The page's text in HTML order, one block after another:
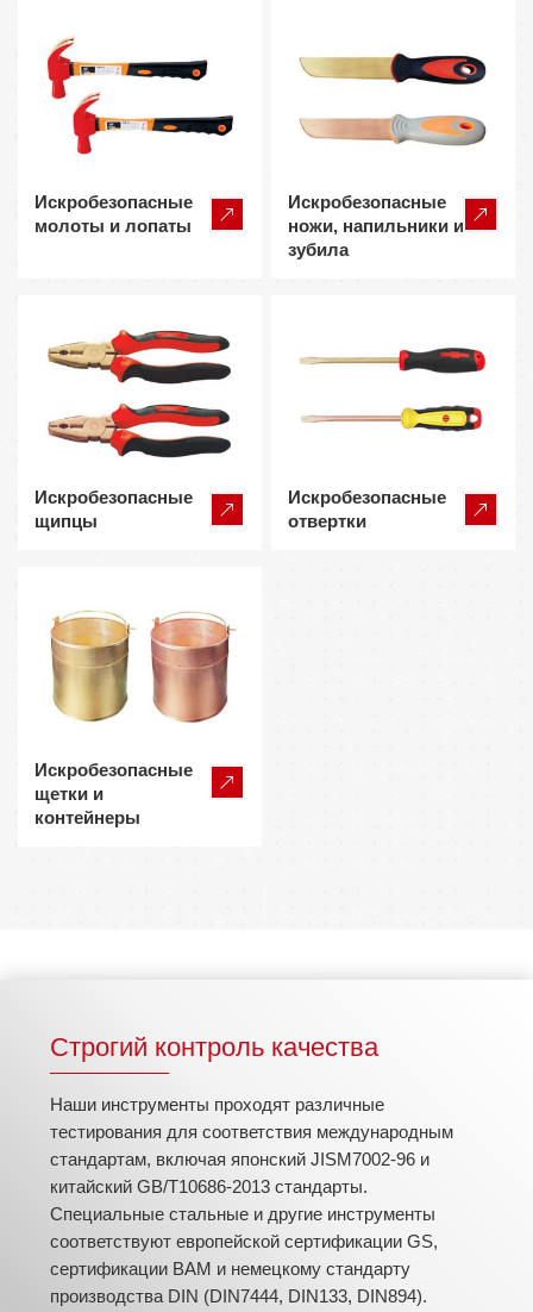
Искробезопасные
молоты и лопаты
Искробезопасные
ножи, напильники и
зубила
Искробезопасные
щипцы
Искробезопасные
отвертки
Искробезопасные
щетки и
контейнеры
Строгий контроль качества
Наши инструменты проходят различные
тестирования для соответствия международным
стандартам, включая японский JISM7002-96 и
китайский GB/T10686-2013 стандарты.
Специальные стальные и другие инструменты
соответствуют европейской сертификации GS,
сертификации BAM и немецкому стандарту
производства DIN (DIN7444, DIN133, DIN894).